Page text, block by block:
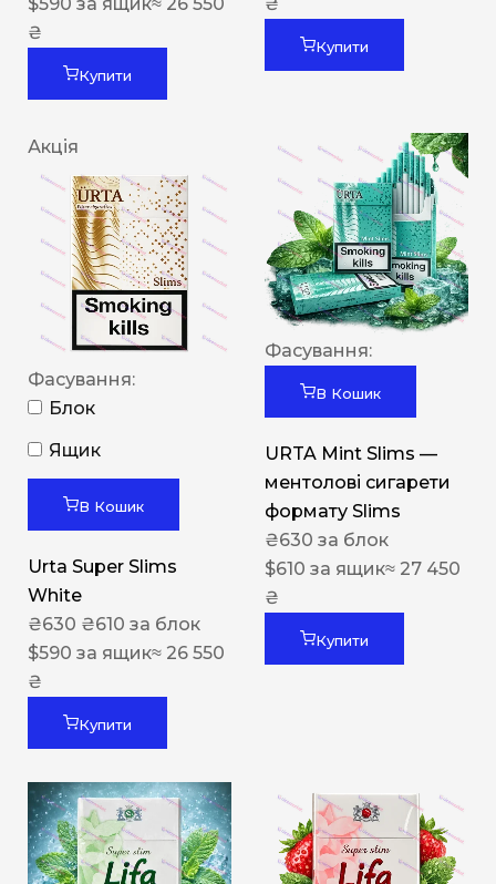
$590 за ящик≈ 26 550
₴
Купити
₴
Купити
Акція
Фасування:
Блок
Ящик
В Кошик
Urta Super Slims
White
₴630 ₴610 за блок
$590 за ящик≈ 26 550
₴
Купити
Фасування:
В Кошик
URTA Mint Slims —
ментолові сигарети
формату Slims
₴630 за блок
$610 за ящик≈ 27 450
₴
Купити